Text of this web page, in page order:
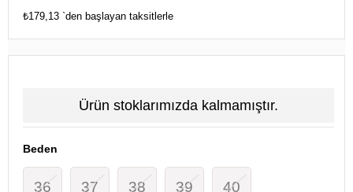
₺179,13 `den başlayan taksitlerle
Ürün stoklarımızda kalmamıştır.
Beden
36 37 38 39 40